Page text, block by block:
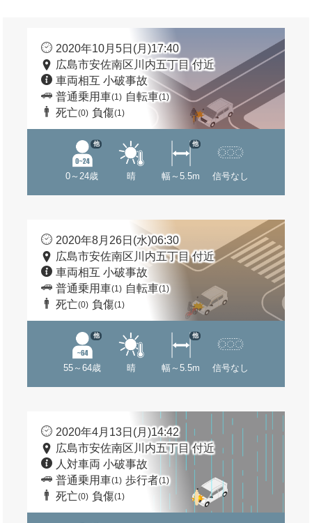
2020年10月5日(月)17:40
広島市安佐南区川内五丁目 付近
車両相互 小破事故
普通乗用車(1) 自転車(1)
死亡(0) 負傷(1)
0～24歳
他
晴 幅～5.5m
他
信号なし
2020年8月26日(水)06:30
広島市安佐南区川内五丁目 付近
車両相互 小破事故
普通乗用車(1) 自転車(1)
死亡(0) 負傷(1)
55～64歳
他
晴 幅～5.5m
他
信号なし
2020年4月13日(月)14:42
広島市安佐南区川内五丁目 付近
人対車両 小破事故
普通乗用車(1) 歩行者(1)
死亡(0) 負傷(1)